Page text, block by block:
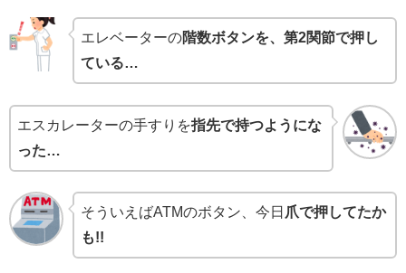
エレベーターの階数ボタンを、第2関節で押し
ている…
エスカレーターの手すりを指先で持つようにな
った…
そういえばATMのボタン、今日 爪で押してたか
も!!